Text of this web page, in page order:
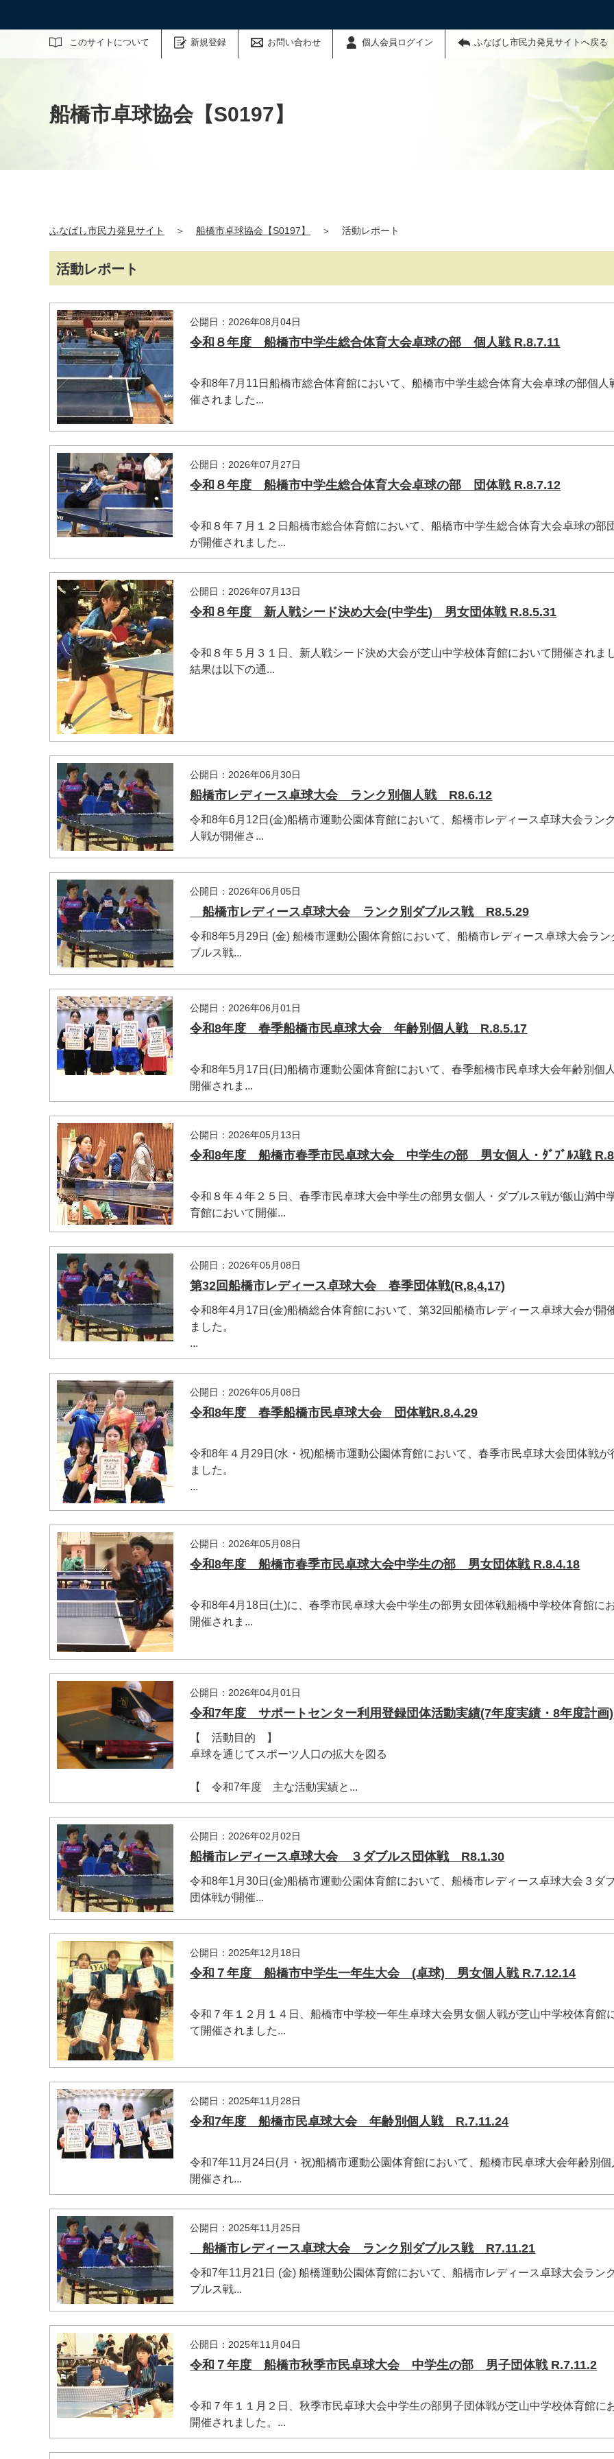
このサイトについて 新規登録 お問い合わせ 個人会員ログイン ふなばし市民力発見サイトへ戻る
サイト内検索
船橋市卓球協会【S0197】
ふなばし市民力発見サイト ＞ 船橋市卓球協会【S0197】 ＞ 活動レポート
活動レポート
公開日：2026年08月04日
令和８年度 船橋市中学生総合体育大会卓球の部 個人戦 R.8.7.11
令和8年7月11日船橋市総合体育館において、船橋市中学生総合体育大会卓球の部個人
催されました...
公開日：2026年07月27日
令和８年度 船橋市中学生総合体育大会卓球の部 団体戦 R.8.7.12
令和８年７月１２日船橋市総合体育館において、船橋市中学生総合体育大会卓球の部
が開催されました...
公開日：2026年07月13日
令和８年度 新人戦シード決め大会(中学生) 男女団体戦 R.8.5.31
令和８年５月３１日、新人戦シード決め大会が芝山中学校体育館において開催されま
結果は以下の通...
公開日：2026年06月30日
船橋市レディース卓球大会 ランク別個人戦 R8.6.12
令和8年6月12日(金)船橋市運動公園体育館において、船橋市レディース卓球大会ラン
人戦が開催さ...
公開日：2026年06月05日
船橋市レディース卓球大会 ランク別ダブルス戦 R8.5.29
令和8年5月29日 (金) 船橋市運動公園体育館において、船橋市レディース卓球大会ラン
ブルス戦...
公開日：2026年06月01日
令和8年度 春季船橋市民卓球大会 年齢別個人戦 R.8.5.17
令和8年5月17日(日)船橋市運動公園体育館において、春季船橋市民卓球大会年齢別個
開催されま...
公開日：2026年05月13日
令和8年度 船橋市春季市民卓球大会 中学生の部 男女個人・ﾀﾞﾌﾞﾙｽ戦
令和８年４年２５日、春季市民卓球大会中学生の部男女個人・ダブルス戦が飯山満中
育館において開催...
公開日：2026年05月08日
第32回船橋市レディース卓球大会 春季団体戦(R,8,4,17)
令和8年4月17日(金)船橋総合体育館において、第32回船橋市レディース卓球大会が開
ました。
...
公開日：2026年05月08日
令和8年度 春季船橋市民卓球大会 団体戦R.8.4.29
令和8年４月29日(水・祝)船橋市運動公園体育館において、春季市民卓球大会団体戦が
ました。
...
公開日：2026年05月08日
令和8年度 船橋市春季市民卓球大会中学生の部 男女団体戦 R.8.4.18
令和8年4月18日(土)に、春季市民卓球大会中学生の部男女団体戦船橋中学校体育館に
開催されま...
公開日：2026年04月01日
令和7年度 サポートセンター利用登録団体活動実績(7年度実績・8年度計画)
【 活動目的 】
卓球を通じてスポーツ人口の拡大を図る
【 令和7年度 主な活動実績と...
公開日：2026年02月02日
船橋市レディース卓球大会 ３ダブルス団体戦 R8.1.30
令和8年1月30日(金)船橋市運動公園体育館において、船橋市レディース卓球大会３ダ
団体戦が開催...
公開日：2025年12月18日
令和７年度 船橋市中学生一年生大会 (卓球) 男女個人戦 R.7.12.14
令和７年１２月１４日、船橋市中学校一年生卓球大会男女個人戦が芝山中学校体育館
て開催されました...
公開日：2025年11月28日
令和7年度 船橋市民卓球大会 年齢別個人戦 R.7.11.24
令和7年11月24日(月・祝)船橋市運動公園体育館において、船橋市民卓球大会年齢別
開催され...
公開日：2025年11月25日
船橋市レディース卓球大会 ランク別ダブルス戦 R7.11.21
令和7年11月21日 (金) 船橋運動公園体育館において、船橋市レディース卓球大会ラン
ブルス戦...
公開日：2025年11月04日
令和７年度 船橋市秋季市民卓球大会 中学生の部 男子団体戦 R.7.11.2
令和７年１１月２日、秋季市民卓球大会中学生の部男子団体戦が芝山中学校体育館に
開催されました。...
マイメディア検索